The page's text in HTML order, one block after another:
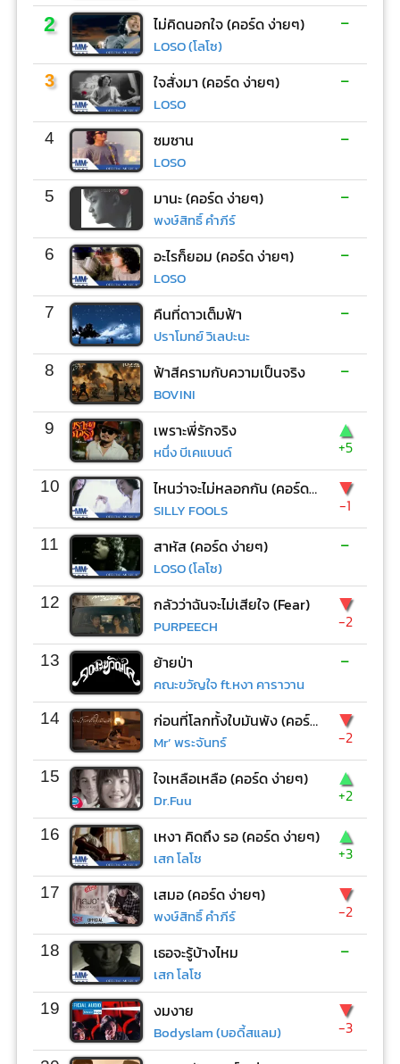
2 ไม่คิดนอกใจ (คอร์ด ง่ายๆ)
LOSO (โลโซ)
-
3 ใจสั่งมา (คอร์ด ง่ายๆ)
LOSO
-
4 ซมซาน
LOSO
-
5 มานะ (คอร์ด ง่ายๆ)
พงษ์สิทธิ์ คำภีร์
-
6 อะไรก็ยอม (คอร์ด ง่ายๆ)
LOSO
-
7 คืนที่ดาวเต็มฟ้า
ปราโมทย์ วิเลปะนะ
-
8 ฟ้าสีครามกับความเป็นจริง
BOVINI
-
9 เพราะพี่รักจริง
หนึ่ง บีเคแบนด์
▲
+5
10 ไหนว่าจะไม่หลอกกัน (คอร์ด ง่ายๆ)
SILLY FOOLS
▼
-1
11 สาหัส (คอร์ด ง่ายๆ)
LOSO (โลโซ)
-
12 กลัวว่าฉันจะไม่เสียใจ (Fear)
PURPEECH
▼
-2
13 ย้ายป่า
คณะขวัญใจ ft.หงา คาราวาน
-
14 ก่อนที่โลกทั้งใบมันพัง (คอร์ด ง่ายๆ)
Mr’ พระจันทร์
▼
-2
15 ใจเหลือเหลือ (คอร์ด ง่ายๆ)
Dr.Fuu
▲
+2
16 เหงา คิดถึง รอ (คอร์ด ง่ายๆ)
เสก โลโซ
▲
+3
17 เสมอ (คอร์ด ง่ายๆ)
พงษ์สิทธิ์ คำภีร์
▼
-2
18 เธอจะรู้บ้างไหม
เสก โลโซ
-
19 งมงาย
Bodyslam (บอดี้สแลม)
▼
-3